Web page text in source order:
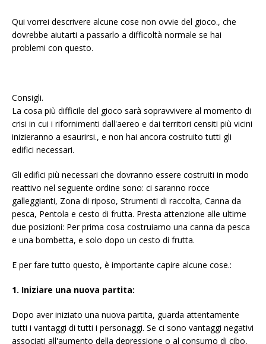
Qui vorrei descrivere alcune cose non ovvie del gioco., che
dovrebbe aiutarti a passarlo a difficoltà normale se hai
problemi con questo.
Consigli.
La cosa più difficile del gioco sarà sopravvivere al momento di
crisi in cui i rifornimenti dall'aereo e dai territori censiti più vicini
inizieranno a esaurirsi., e non hai ancora costruito tutti gli
edifici necessari.
Gli edifici più necessari che dovranno essere costruiti in modo
reattivo nel seguente ordine sono: ci saranno rocce
galleggianti, Zona di riposo, Strumenti di raccolta, Canna da
pesca, Pentola e cesto di frutta. Presta attenzione alle ultime
due posizioni: Per prima cosa costruiamo una canna da pesca
e una bombetta, e solo dopo un cesto di frutta.
E per fare tutto questo, è importante capire alcune cose.:
1. Iniziare una nuova partita:
Dopo aver iniziato una nuova partita, guarda attentamente
tutti i vantaggi di tutti i personaggi. Se ci sono vantaggi negativi
associati all'aumento della depressione o al consumo di cibo,